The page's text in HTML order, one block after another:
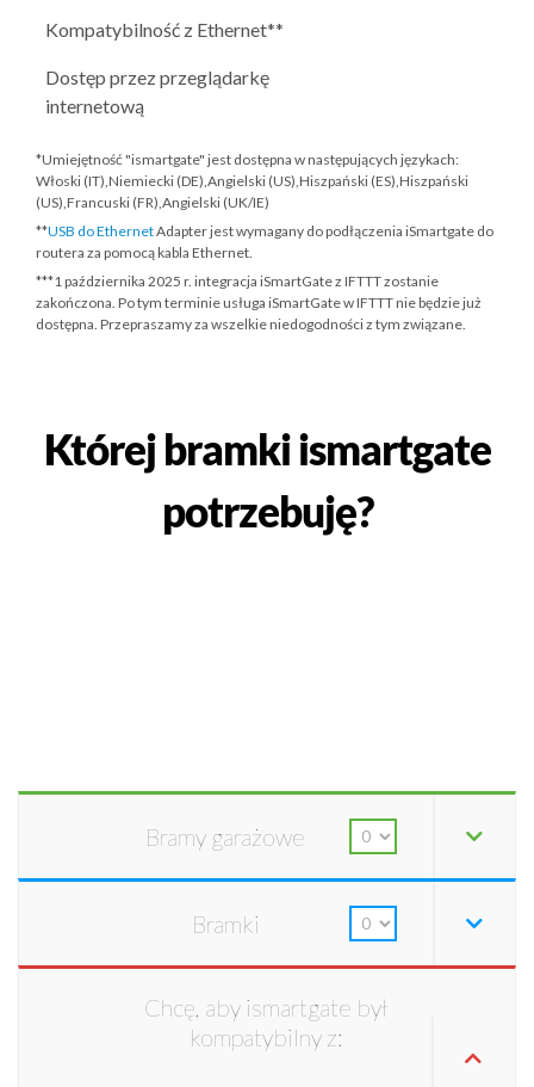
Kompatybilność z Ethernet**
Dostęp przez przeglądarkę
internetową
*Umiejętność "ismartgate" jest dostępna w następujących językach:
Włoski (IT),Niemiecki (DE),Angielski (US),Hiszpański (ES),Hiszpański
(US),Francuski (FR),Angielski (UK/IE)
**USB do EthernetAdapter jest wymagany do podłączenia iSmartgate do
routera za pomocą kabla Ethernet.
***1 października 2025 r. integracja iSmartGate z IFTTT zostanie
zakończona. Po tym terminie usługa iSmartGate w IFTTT nie będzie już
dostępna. Przepraszamy za wszelkie niedogodności z tym związane.
Której bramki ismartgate
potrzebuję?
Bramy garażowe
Bramki
Chcę, aby ismartgate był
kompatybilny z: